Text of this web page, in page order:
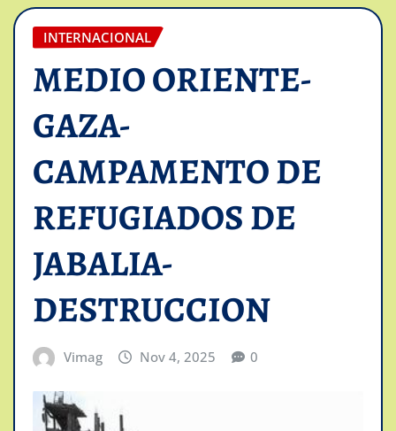
INTERNACIONAL
MEDIO ORIENTE-
GAZA-
CAMPAMENTO DE
REFUGIADOS DE
JABALIA-
DESTRUCCION
Vimag Nov 4, 2025 0